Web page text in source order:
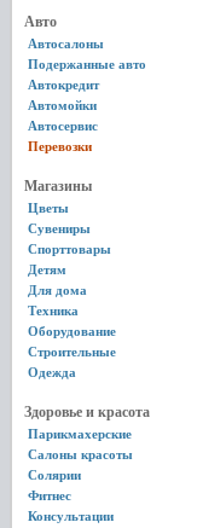
Авто
Автосалоны
Подержанные авто
Автокредит
Автомойки
Автосервис
Перевозки
Магазины
Цветы
Сувениры
Спорттовары
Детям
Для дома
Техника
Оборудование
Строительные
Одежда
Здоровье и красота
Парикмахерские
Салоны красоты
Солярии
Фитнес
Консультации